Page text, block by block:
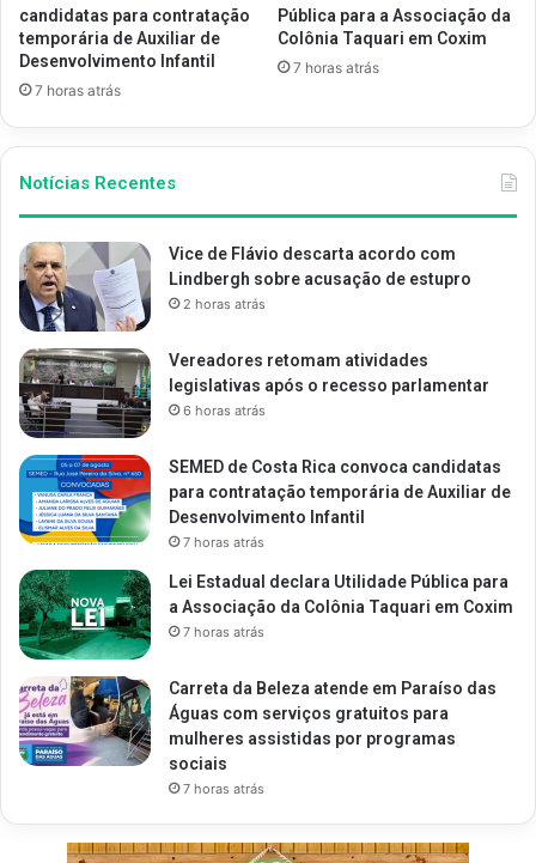
candidatas para contratação
temporária de Auxiliar de
Desenvolvimento Infantil
7 horas atrás
Pública para a Associação da
Colônia Taquari em Coxim
7 horas atrás
Notícias Recentes
Vice de Flávio descarta acordo com
Lindbergh sobre acusação de estupro
2 horas atrás
Vereadores retomam atividades
legislativas após o recesso parlamentar
6 horas atrás
SEMED de Costa Rica convoca candidatas
para contratação temporária de Auxiliar de
Desenvolvimento Infantil
7 horas atrás
Lei Estadual declara Utilidade Pública para
a Associação da Colônia Taquari em Coxim
7 horas atrás
Carreta da Beleza atende em Paraíso das
Águas com serviços gratuitos para
mulheres assistidas por programas
sociais
7 horas atrás